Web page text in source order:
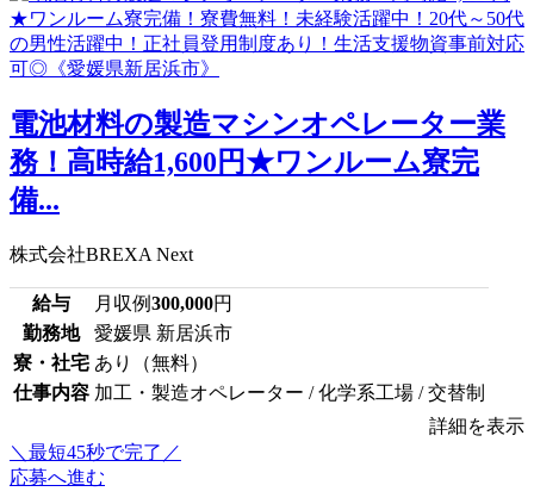
電池材料の製造マシンオペレーター業
務！高時給1,600円★ワンルーム寮完
備...
株式会社BREXA Next
給与 月収例300,000円
勤務地
愛媛県 新居浜市
寮・社宅 あり（無料）
仕事内容 加工・製造オペレーター / 化学系工場 / 交替制
詳細を表示
＼最短45秒で完了／
応募へ進む